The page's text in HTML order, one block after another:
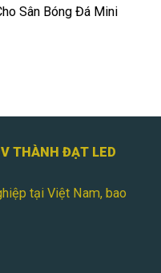
Sân Bóng Đá Mini
THÀNH ĐẠT LED
tại Việt Nam, bao